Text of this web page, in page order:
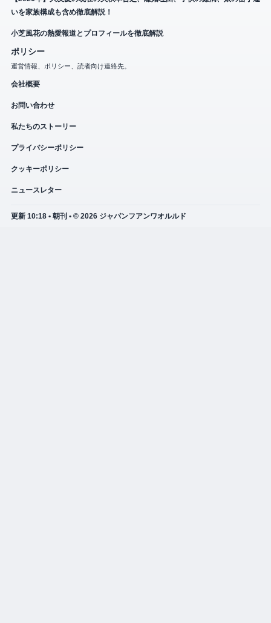
いを家族構成も含め徹底解説！
小芝風花の熱愛報道とプロフィールを徹底解説
ポリシー
運営情報、ポリシー、読者向け連絡先。
会社概要
お問い合わせ
私たちのストーリー
プライバシーポリシー
クッキーポリシー
ニュースレター
更新 10:18 • 朝刊 • © 2026 ジャパンフアンワオルルド